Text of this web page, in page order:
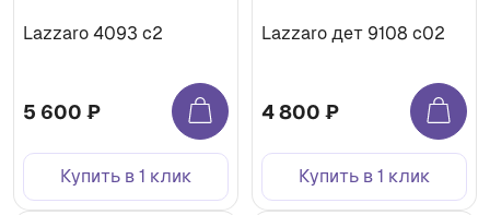
Lazzaro 4093 с2
5 600 ₽
Купить в 1 клик
Lazzaro дет 9108 c02
4 800 ₽
Купить в 1 клик